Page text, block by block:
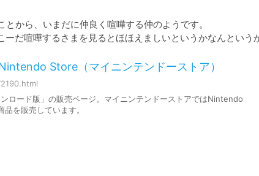
から、いまだに仲良く喧嘩する仲のようです。
だ喧嘩するさまを見るとほほえましいというかなんという
Store（マイニンテンドーストア）
ロード版」の販売ページ。マイニンテンドーストアではNintendo
を販売しています。